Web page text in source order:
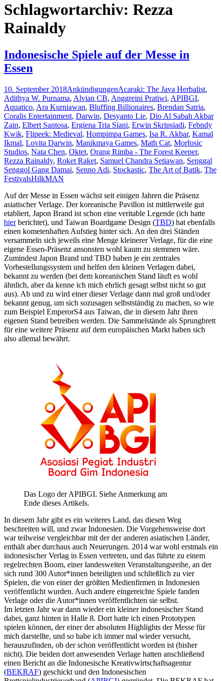
Schlagwortarchiv: Rezza
Rainaldy
Indonesische Spiele auf der Messe in
Essen
10. September 2018AnkündigungenAcaraki: The Java Herbalist,
Adithya W. Purnama, Alvian CB, Anggreini Pratiwi, APIBGI,
Aquatico, Ara Kurniawan, Bluffing Billionaires, Brendan Satria,
Coralis Entertainment, Darwin, Desyanto Lie, Dio Al Sabah Akbar
Zain, Elbert Santosa, Ergiena Tria Siani, Erwin Skripsiadi, Febndy
Kwik, Flipeek: Medieval, Hompimpa Games, Isa R. Akbar, Kamal
Ikmal, Lovita Darwin, Manikmaya Games, Math Cat, Morfosic
Studios, Nata Chen, Oktet, Orang Rimba - The Forest Keeper,
Rezza Rainaldy, Roket Raket, Samuel Chandra Setiawan, Senggal
Senggol Gang Damai, Senno Adi, Stockastic, The Art of Batik, The
FestivalsHilkMAN
Auf der Messe in Essen wächst seit einigen Jahren die Präsenz
asiatischer Verlage. Der koreanische Pavillon ist mittlerweile gut
etabliert, Japon Brand ist schon eine veritable Legende (ich hatte
hierberichtet), und Taiwan Boardgame Design (TBD) hat ebenfalls
einen kometenhaften Aufstieg hinter sich. An den drei Ständen
versammeln sich jeweils eine Menge kleinerer Verlage, für die eine
eigene Essen-Präsenz ansonsten wohl kaum zu stemmen wäre.
Zumindest Japon Brand und TBD haben je ein zentrales
Vorbestellungssystem und helfen den kleinen Verlagen dabei,
bekannt zu werden (bei dem koreanischen Stand läuft es wohl
ähnlich, aber da kenne ich mich ehrlich gesagt selbst nicht so gut
aus). Ab und zu wird einer dieser Verlage dann mal groß und/oder
bekannt genug, um sich sozusagen selbstständig zu machen, so wie
zum Beispiel EmperorS4 aus Taiwan, die in diesem Jahr ihren
eigenen Stand betreiben werden. Die Sammelstände als Sprungbrett
für eine weitere Präsenz auf dem europäischen Markt haben sich
also allemal bewährt.
Das Logo der APIBGI. Siehe Anmerkung am
Ende dieses Artikels.
In diesem Jahr gibt es ein weiteres Land, das diesen Weg
beschreiten will, und zwar Indonesien. Die Vorgehensweise dort
war teilweise vergleichbar mit der der anderen asiatischen Länder,
enthält aber durchaus auch Neuerungen. 2014 war wohl erstmals ein
indonesischer Verlag in Essen vertreten, und das führte zu einem
regelrechten Boom, einer landesweiten Veranstaltungsreihe, an der
sich rund 300 Autor*innen beteiligten und schließlich zu vier
Spielen, die von einer der größten Medienfirmen in Indonesien
veröffentlicht wurden. Auch andere eingereichte Spiele fanden
Verlage oder die Autor*innen veröffentlichten sie selbst.
Im letzten Jahr war dann wieder ein kleiner indonesischer Stand
dabei, ganz hinten in Halle 8. Dort hatte ich einen Prototypen
spielen können, der einer der absoluten Highlights der Messe für
mich darstellte, und so habe ich immer mal wieder versucht,
herauszufinden, ob der schon veröffentlicht worden ist (bisher
nicht). Die beiden dort anwesenden Verlage hatten anschließend
einen Bericht an die Indonesische Kreativwirtschaftsagentur
(BEKRAF) geschickt und den Indonesischen